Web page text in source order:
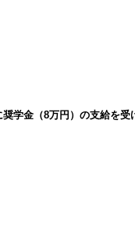
学金（8万円）の支給を受